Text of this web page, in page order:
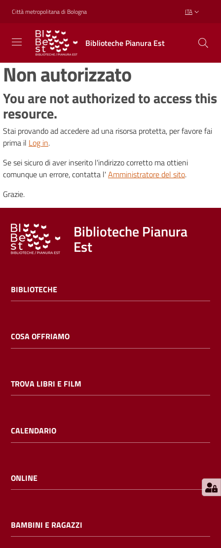
Vai al contenuto
Vai alla navigazione
Vai al footer
Città metropolitana di Bologna ITA
Biblioteche Pianura Est
Biblioteche
Pianura
Est
CONOSCERE,
CREARE,
Biblioteche
Cosa
offriamo
Trova
libri
e
film
Calendario
i
Non autorizzato
You are not authorized to access this
resource.
Stai provando ad accedere ad una risorsa protetta, per favore fai
prima il Log in.
Se sei sicuro di aver inserito l'indirizzo corretto ma ottieni
comunque un errore, contatta l' Amministratore del sito.
Grazie.
Biblioteche Pianura
Est
BIBLIOTECHE
COSA OFFRIAMO
TROVA LIBRI E FILM
CALENDARIO
ONLINE
BAMBINI E RAGAZZI